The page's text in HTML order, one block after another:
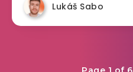
Lukáš Sabo